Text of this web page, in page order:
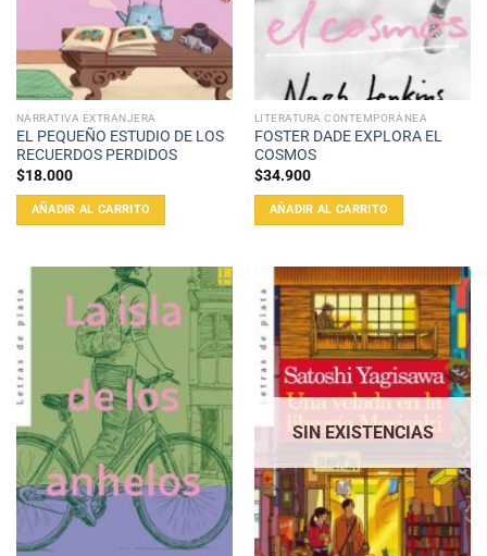
NARRATIVA EXTRANJERA
EL PEQUEÑO ESTUDIO DE LOS
RECUERDOS PERDIDOS
$18.000
AÑADIR AL CARRITO
LITERATURA CONTEMPORÁNEA
FOSTER DADE EXPLORA EL
COSMOS
$34.900
AÑADIR AL CARRITO
SIN EXISTENCIAS